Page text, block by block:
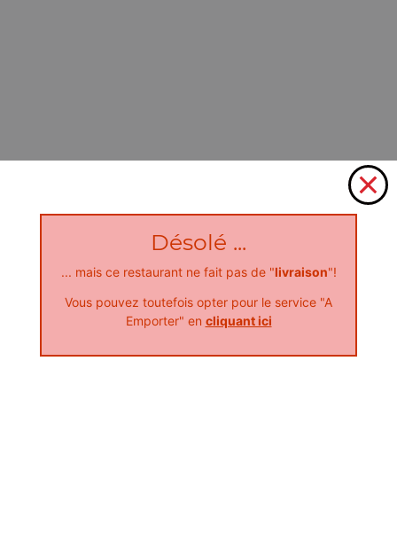
Désolé ...
... mais ce restaurant ne fait pas de "livraison"!
Vous pouvez toutefois opter pour le service "A
Emporter" en cliquant ici